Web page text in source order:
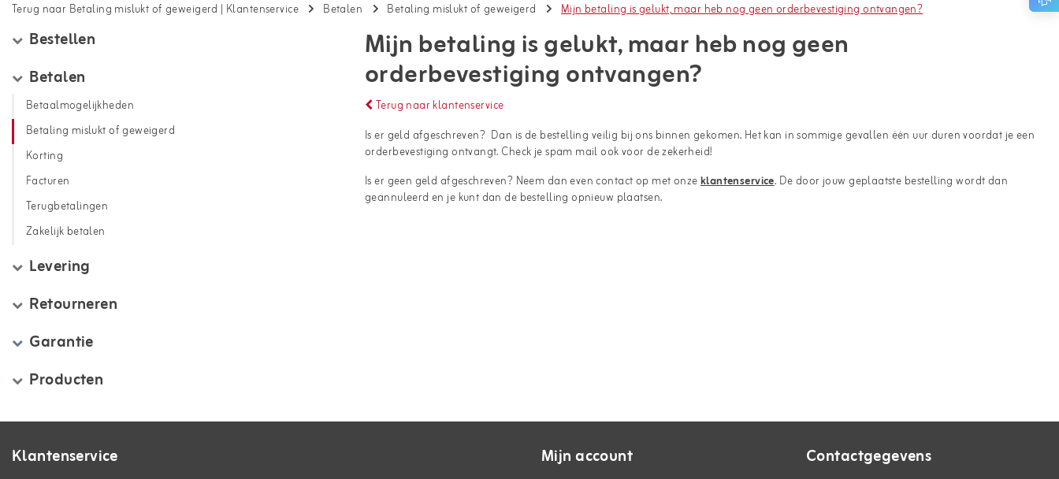
Terug naar Betaling mislukt of geweigerd | Klantenservice Betalen Betaling mislukt of geweigerd Mijn betaling is gelukt, maar heb nog geen orderbevestiging ontvangen?
Bestellen
Betalen
Betaalmogelijkheden
Betaling mislukt of geweigerd
Korting
Facturen
Terugbetalingen
Zakelijk betalen
Levering
Retourneren
Garantie
Producten
Mijn betaling is gelukt, maar heb nog geen
orderbevestiging ontvangen?
Terug naar klantenservice
Is er geld afgeschreven? Dan is de bestelling veilig bij ons binnen gekomen. Het kan in sommige gevallen één uur duren voordat je een
orderbevestiging ontvangt. Check je spam mail ook voor de zekerheid!
Is er geen geld afgeschreven? Neem dan even contact op met onzeklantenservice. De door jouw geplaatste bestelling wordt dan
geannuleerd en je kunt dan de bestelling opnieuw plaatsen.
Klantenservice Mijn account Contactgegevens